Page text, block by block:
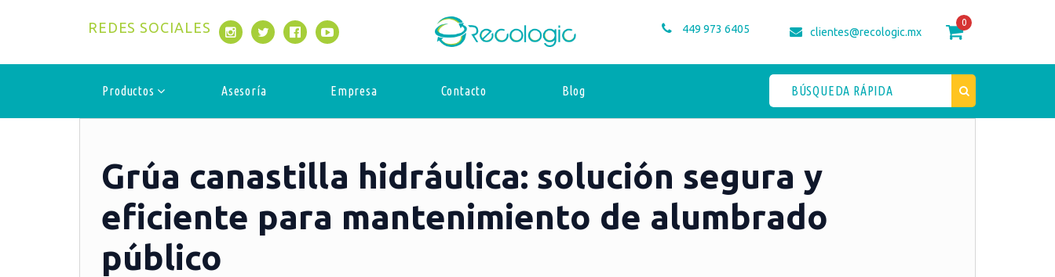
REDES SOCIALES 449 973 6405 clientes@recologic.mx
0
Productos Asesoría Empresa Contacto Blog
Grúa canastilla hidráulica: solución segura y
eficiente para mantenimiento de alumbrado
público